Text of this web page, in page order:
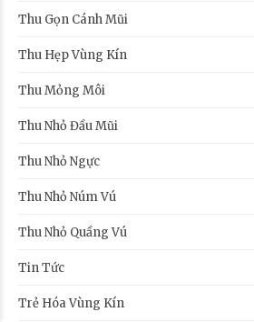
Thu Gọn Cánh Mũi
Thu Hẹp Vùng Kín
Thu Mỏng Môi
Thu Nhỏ Đầu Mũi
Thu Nhỏ Ngực
Thu Nhỏ Núm Vú
Thu Nhỏ Quầng Vú
Tin Tức
Trẻ Hóa Vùng Kín